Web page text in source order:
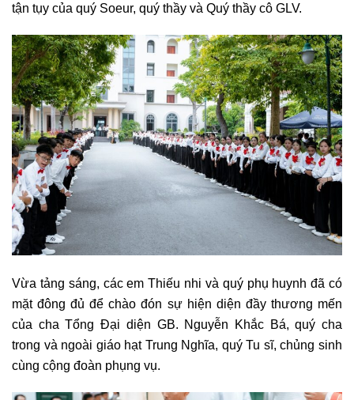
tận tụy của quý Soeur, quý thầy và Quý thầy cô GLV.
Vừa tảng sáng, các em Thiếu nhi và quý phụ huynh đã có
mặt đông đủ để chào đón sự hiện diện đầy thương mến
của cha Tổng Đại diện GB. Nguyễn Khắc Bá, quý cha
trong và ngoài giáo hạt Trung Nghĩa, quý Tu sĩ, chủng sinh
cùng cộng đoàn phụng vụ.